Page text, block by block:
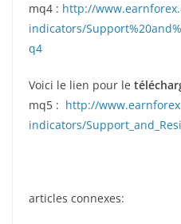
mq4 : http://
indicators/
q4
Voici le lien pour le
mq5 : http://
indicators/
articles connexes: